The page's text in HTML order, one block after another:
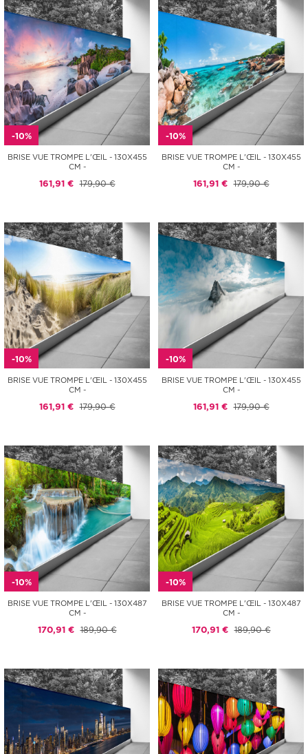
-10%
BRISE VUE TROMPE L'ŒIL - 130X455
CM -
161,91 € 179,90 €
-10%
BRISE VUE TROMPE L'ŒIL - 130X455
CM -
161,91 € 179,90 €
-10%
BRISE VUE TROMPE L'ŒIL - 130X455
CM -
161,91 € 179,90 €
-10%
BRISE VUE TROMPE L'ŒIL - 130X455
CM -
161,91 € 179,90 €
-10%
BRISE VUE TROMPE L'ŒIL - 130X487
CM -
170,91 € 189,90 €
-10%
BRISE VUE TROMPE L'ŒIL - 130X487
CM -
170,91 € 189,90 €